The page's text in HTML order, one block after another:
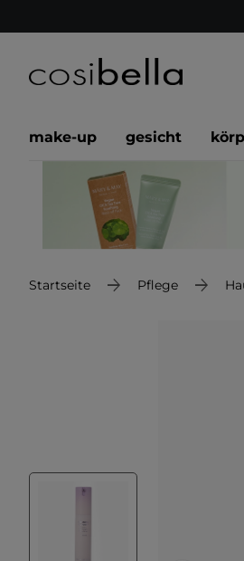
make-up gesicht
Startseite Pflege